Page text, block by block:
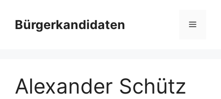
Inhalt
springen
Bürgerkandidaten Menü
Alexander Schütz